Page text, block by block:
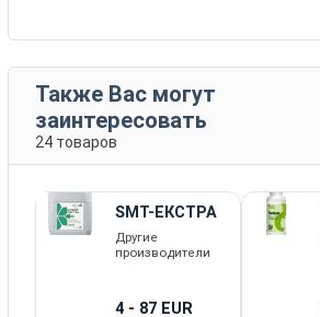
Также Вас могут
заинтересовать
24 товаров
SMT-ЕКСТРА
Другие
производители
4 - 87 EUR